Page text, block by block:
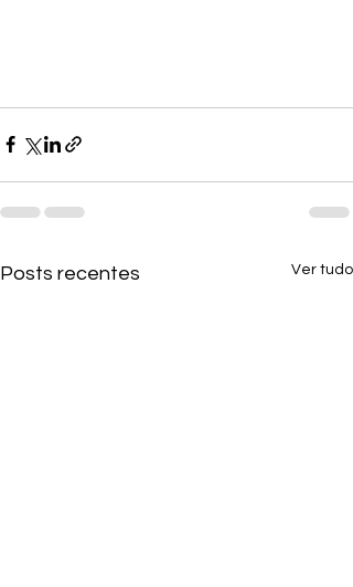
Posts recentes Ver tudo